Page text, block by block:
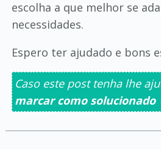
escolha a que melhor se
necessidades.
Espero ter ajudado e bons
Caso este post tenha lhe
marcar como solucionado